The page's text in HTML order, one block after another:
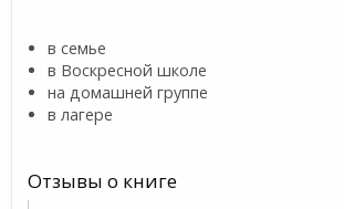
в семье
в Воскресной школе
на домашней группе
в лагере
Отзывы о книге